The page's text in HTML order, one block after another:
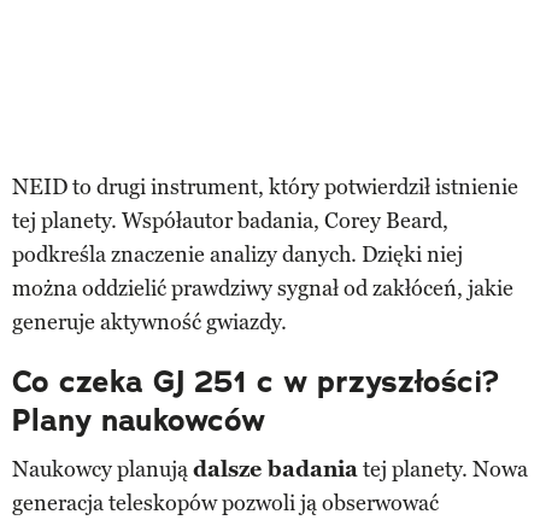
NEID to drugi instrument, który potwierdził istnienie
tej planety. Współautor badania, Corey Beard,
podkreśla znaczenie analizy danych. Dzięki niej
można oddzielić prawdziwy sygnał od zakłóceń, jakie
generuje aktywność gwiazdy.
Co czeka GJ 251 c w przyszłości?
Plany naukowców
Naukowcy planujądalsze badaniatej planety. Nowa
generacja teleskopów pozwoli ją obserwować